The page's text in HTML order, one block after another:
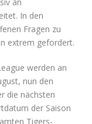
In den
Fragen zu
extrem gefordert.
werden an
nun den
die nächsten
der Saison
Tigers-